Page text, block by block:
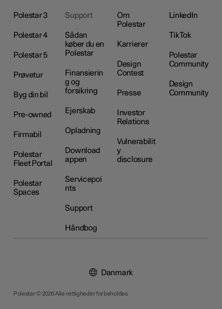
Polestar 3
Polestar 4
Polestar 5
Prøvetur
Byg din bil
Pre-owned
Firmabil
Polestar
Fleet Portal
Polestar
Spaces
Support
Sådan
køber du en
Polestar
Finansierin
g og
forsikring
Ejerskab
Opladning
Download
appen
Servicepoi
nts
Support
Håndbog
Om
Polestar
Karrierer
Design
Contest
Presse
Investor
Relations
Vulnerabilit
y
disclosure
LinkedIn
TikTok
Polestar
Community
Design
Community
Polestar © 2026 Alle rettigheder forbeholdes
Danmark